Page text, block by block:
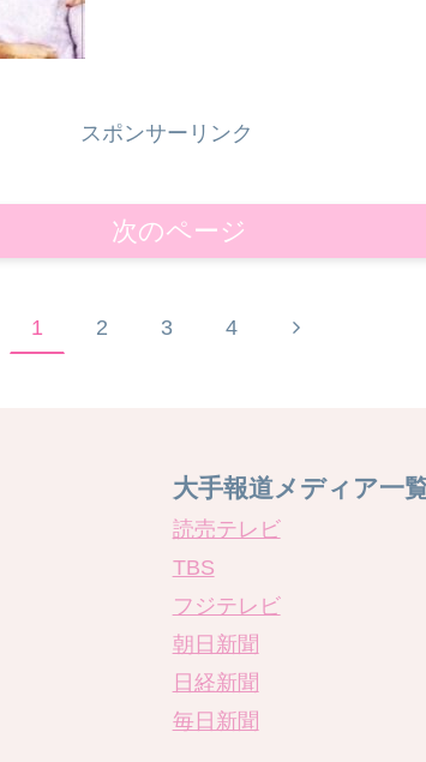
スポンサーリンク
次のページ
1 2 3 4
大手報道メディア一
読売テレビ
TBS
フジテレビ
朝日新聞
日経新聞
毎日新聞